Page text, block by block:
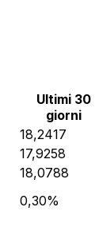
Ultimi 30
giorni
18,2417
17,9258
18,0788
0,30%